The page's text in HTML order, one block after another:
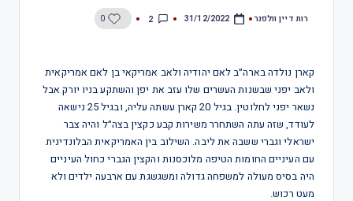
רות דיין וולפנר 31/12/2022
2
0
קארן נולדה בארה״ב לאם יהודיה ולאב אמריקאי בן לאם אמריקאית
ולאב יפני שבשנות העשרים שלו עזב את יפן והשתקע בניו יורק אבל
נשאר יפני לחלוטין. בגיל 20 קארן עשתה עליה, ובגיל 25 נישאה
לעודד, שזה עתה השתחרר משירות קבע כקצין בצה״ל והיה צבר
ישראלי וגברי ששבה את ליבה. השילוב בין האמריקאית הבלונדינית
עם העיניים החומות הטיפה מלוכסנות והקצין הגברי כחול העיניים
היה בסיס מעולה למשפחה גדולה ומשגשגת עם ארבעה ילדים ולא
מעט רכוש.